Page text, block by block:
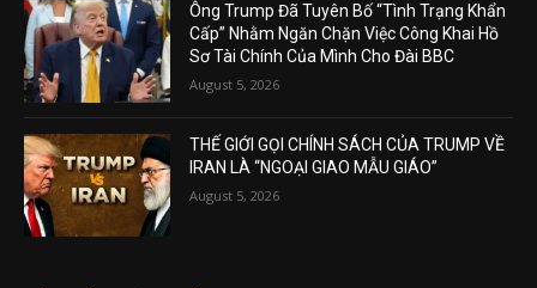
Ông Trump Đã Tuyên Bố “Tình Trạng Khẩn
Cấp” Nhằm Ngăn Chặn Việc Công Khai Hồ
Sơ Tài Chính Của Mình Cho Đài BBC
August 5, 2026
THẾ GIỚI GỌI CHÍNH SÁCH CỦA TRUMP VỀ
IRAN LÀ “NGOẠI GIAO MẪU GIÁO”
August 5, 2026